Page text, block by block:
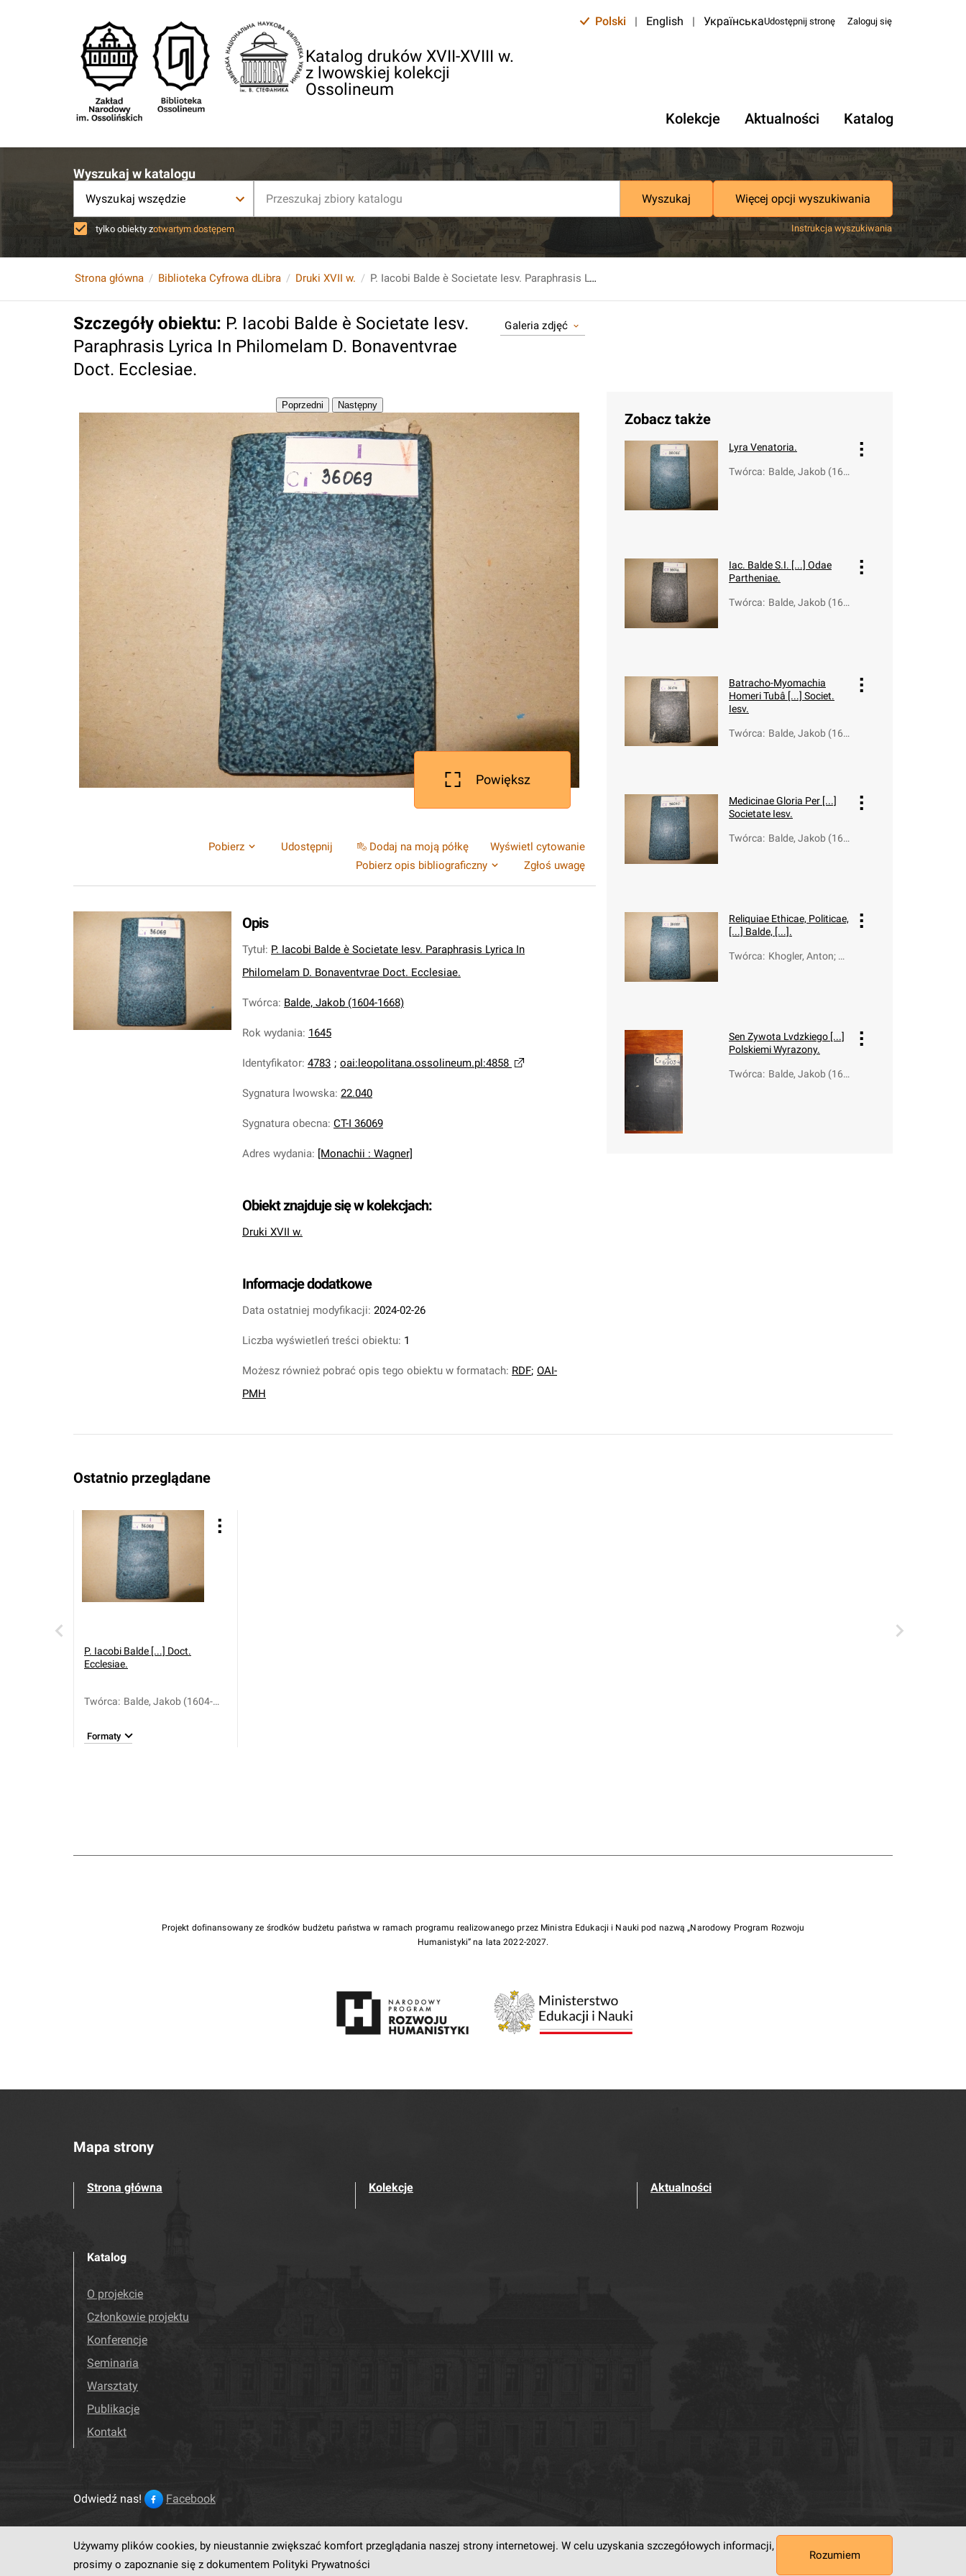
Katalog druków XVII-XVIII w.
z lwowskiej kolekcji
Ossolineum
Polski | English | УкраїнськаUdostępnij stronę Zaloguj się
Kolekcje Aktualności Katalog
Wyszukaj w katalogu
Wyszukaj wszędzie Wyszukaj Więcej opcji wyszukiwania
tylko obiekty zotwartym dostępem Instrukcja wyszukiwania
Strona główna Biblioteka Cyfrowa dLibra Druki XVII w. P. Iacobi Balde è Societate Iesv. Paraphrasis Lyrica In Philomelam D. Bonaventvrae Doct. Ecclesiae.
Szczegóły obiektu: P. Iacobi Balde è Societate Iesv.
Paraphrasis Lyrica In Philomelam D. Bonaventvrae
Doct. Ecclesiae.
Galeria zdjęć
Powiększ
Pobierz Udostępnij Dodaj na moją półkę
Wyświetl cytowanie
Pobierz opis bibliograficzny
Zgłoś uwagę
Opis
Tytuł: P. Iacobi Balde è Societate Iesv. Paraphrasis Lyrica In
Philomelam D. Bonaventvrae Doct. Ecclesiae.
Twórca: Balde, Jakob (1604-1668)
Rok wydania: 1645
Identyfikator: 4783 ; oai:leopolitana.ossolineum.pl:4858
Sygnatura lwowska: 22.040
Sygnatura obecna: CT-I 36069
Adres wydania: [Monachii : Wagner]
Obiekt znajduje się w kolekcjach:
Druki XVII w.
Informacje dodatkowe
Data ostatniej modyfikacji: 2024-02-26
Liczba wyświetleń treści obiektu: 1
Możesz również pobrać opis tego obiektu w formatach: RDF; OAI-
PMH
Zobacz także
Lyra Venatoria.
Twórca: Balde, Jakob (160
Iac. Balde S.I. [...] Odae
Partheniae.
Twórca: Balde, Jakob (160
Batracho-Myomachia
Homeri Tubâ [...] Societ.
Iesv.
Twórca: Balde, Jakob (160
Medicinae Gloria Per [...]
Societate Iesv.
Twórca: Balde, Jakob (160
Reliquiae Ethicae, Politicae,
[...] Balde, [...].
Twórca: Khogler, Anton; B
Sen Zywota Lvdzkiego [...]
Polskiemi Wyrazony.
Twórca: Balde, Jakob (160
Ostatnio przeglądane
P. Iacobi Balde [...] Doct.
Ecclesiae.
Twórca: Balde, Jakob (1604-
Formaty
Projekt dofinansowany ze środków budżetu państwa w ramach programu realizowanego przez Ministra Edukacji i Nauki pod nazwą „Narodowy Program Rozwoju
Humanistyki” na lata 2022-2027.
Mapa strony
Strona główna Kolekcje Aktualności
Katalog
O projekcie
Członkowie projektu
Konferencje
Seminaria
Warsztaty
Publikacje
Kontakt
Odwiedź nas! Facebook
Ten serwis działa dzięki oprogramowaniu
Używamy plików cookies, by nieustannie zwiększać komfort przeglądania naszej strony internetowej. W celu uzyskania szczegółowych informacji,
prosimy o zapoznanie się z dokumentem Polityki Prywatności
Rozumiem